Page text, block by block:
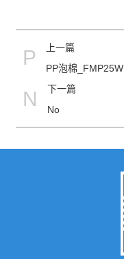
P
上一篇
PP泡棉_FMP25W
N
下一篇
No